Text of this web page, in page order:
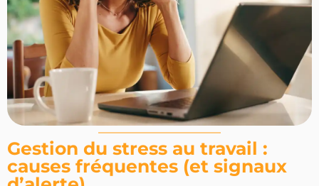
Gestion du stress au travail :
causes fréquentes (et signaux